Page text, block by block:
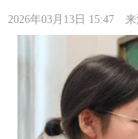
2026年03月13日 15:47